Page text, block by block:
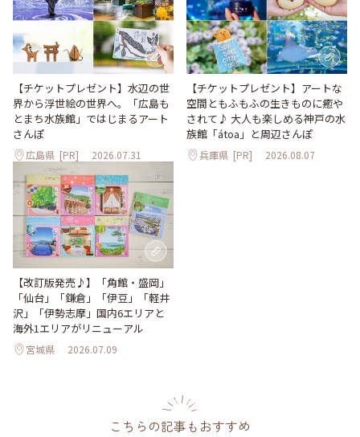
【チケットプレゼント】水辺の世
界から浮世絵の世界へ。「広島も
とまち水族館」ではじまるアート
さんぽ
広島県 [PR] 2026.07.31
【チケットプレゼント】アートな
空間ともふもふの生きものに癒や
されて♪ 大人も楽しめる神戸の水
族館「átoa」と周辺さんぽ
兵庫県 [PR] 2026.08.07
【改訂版発売♪】「角館・盛岡」
「仙台」「鎌倉」「伊豆」「軽井
沢」「伊勢志摩」国内6エリアと
海外1エリアがリニューアル
宮城県 2026.07.09
こちらの記事もおすすめ